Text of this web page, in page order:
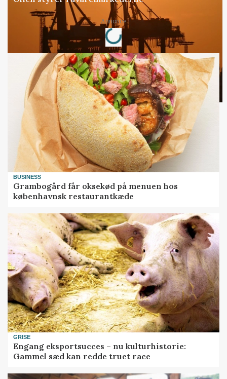
Annonce
Loading...
BUSINESS
Grambogård får oksekød på menuen hos
københavnsk restaurantkæde
GRISE
Engang eksportsucces – nu kulturhistorie:
Gammel sæd kan redde truet race